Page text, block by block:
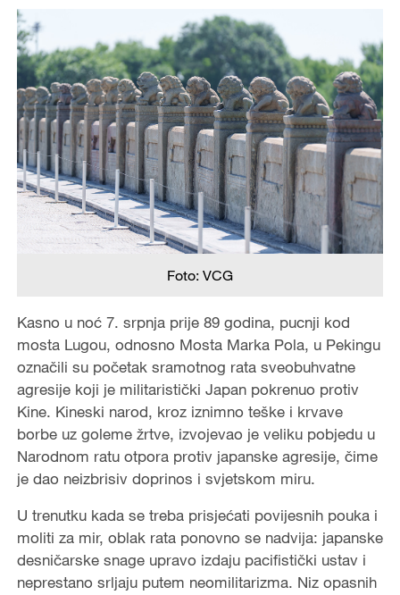
Foto: VCG
Kasno u noć 7. srpnja prije 89 godina, pucnji kod
mosta Lugou, odnosno Mosta Marka Pola, u Pekingu
označili su početak sramotnog rata sveobuhvatne
agresije koji je militaristički Japan pokrenuo protiv
Kine. Kineski narod, kroz iznimno teške i krvave
borbe uz goleme žrtve, izvojevao je veliku pobjedu u
Narodnom ratu otpora protiv japanske agresije, čime
je dao neizbrisiv doprinos i svjetskom miru.
U trenutku kada se treba prisjećati povijesnih pouka i
moliti za mir, oblak rata ponovno se nadvija: japanske
desničarske snage upravo izdaju pacifistički ustav i
neprestano srljaju putem neomilitarizma. Niz opasnih